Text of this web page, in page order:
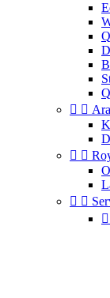
 
 
 
